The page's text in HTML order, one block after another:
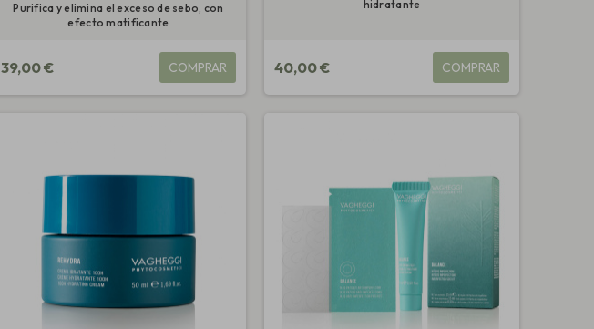
Puri­fica y elimina el exceso de sebo, con
efecto matificante
39,00 € COMPRAR
hidratante
40,00 € COMPRAR